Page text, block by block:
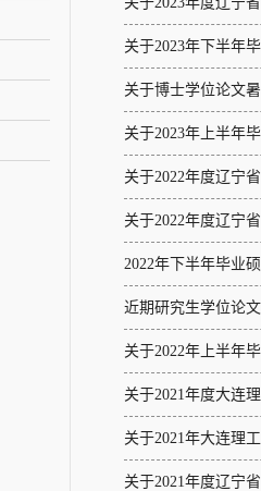
关于2023年下半年
关于博士学位论文
关于2023年上半年
关于2022年度辽宁
关于2022年度辽宁
2022年下半年毕业
近期研究生学位论
关于2022年上半年
关于2021年度大连
关于2021年大连理
关于2021年度辽宁